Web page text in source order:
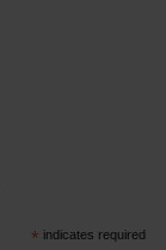
* indicates required